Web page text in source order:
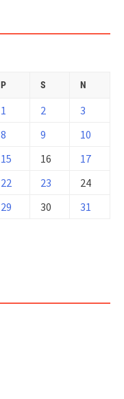
P S N
1 2
3
8 9
10
15 16
17
22 23
24
29 30 31